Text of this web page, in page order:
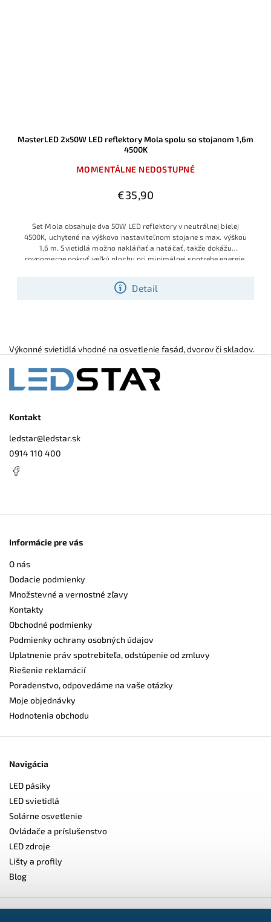
MasterLED 2x50W LED reflektory Mola spolu so stojanom 1,6m
4500K
MOMENTÁLNE NEDOSTUPNÉ
€35,90
Detail
Set Mola obsahuje dva 50W LED reflektory v neutrálnej bielej
4500K, uchytené na výškovo nastaviteľnom stojane s max. výškou
1,6 m. Svietidlá možno nakláňať a natáčať, takže dokážu
rovnomerne pokryť veľkú plochu pri minimálnej spotrebe energie.
Výkonné svietidlá vhodné na osvetlenie fasád, dvorov či skladov.
Kontakt
ledstar@ledstar.sk
0914 110 400
Informácie pre vás
O nás
Dodacie podmienky
Množstevné a vernostné zľavy
Kontakty
Obchodné podmienky
Podmienky ochrany osobných údajov
Uplatnenie práv spotrebiteľa, odstúpenie od zmluvy
Riešenie reklamácií
Poradenstvo, odpovedáme na vaše otázky
Moje objednávky
Hodnotenia obchodu
Navigácia
LED pásiky
LED svietidlá
Solárne osvetlenie
Ovládače a príslušenstvo
LED zdroje
Lišty a profily
Blog